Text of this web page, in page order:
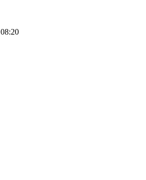
08:20